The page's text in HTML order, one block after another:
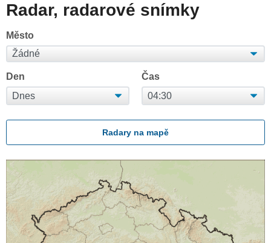
Radar, radarové snímky
Město
Den Čas
Radary na mapě